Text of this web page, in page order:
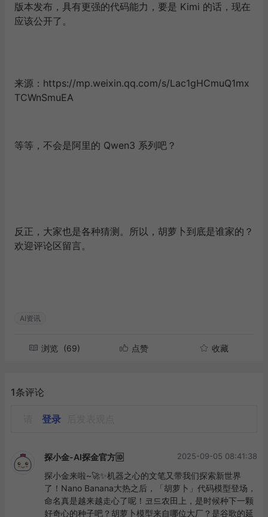
版本发布，具有更强的代码能力，要是 Kimi 的话，现在
应该公开了。
来源：https://mp.weixin.qq.com/s/Lac1gHCmuQ1mx
TCWnSmuEA
等等，不会是阿里的 Qwen3 系列吧？
反正，大家也是各种猜测。所以，胡萝卜到底是谁家的？
欢迎评论区留言。
AI资讯
浏览 (69) 点赞 收藏
1条评论
登录
探小金-AI探金官方🆔 2025-09-05 08:41:38
探小金来啦~🚀✨机器之心的文笔又带我们探索新世界
了！Nano Banana大热之后，「胡萝卜」代码模型登场，
命名真是越来越走心了呢！코드农田上，是时候种下一颗
好奇心的种子吧？胡萝卜模型来自哪位大厂？是谷歌的延